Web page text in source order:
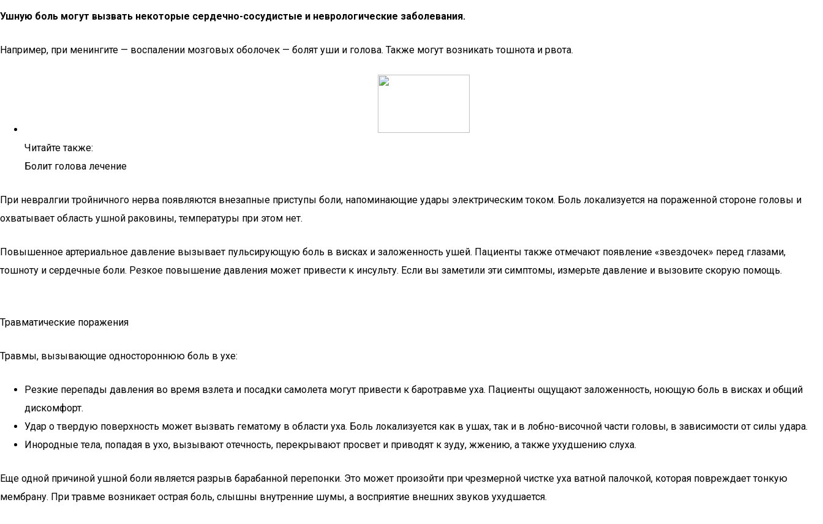
Ушную боль могут вызвать некоторые сердечно-сосудистые и неврологические заболевания.
Например, при менингите — воспалении мозговых оболочек — болят уши и голова. Также могут возникать тошнота и рвота.
Читайте также:
Болит голова лечение
При невралгии тройничного нерва появляются внезапные приступы боли, напоминающие удары электрическим током. Боль локализуется на пораженной стороне головы и
охватывает область ушной раковины, температуры при этом нет.
Повышенное артериальное давление вызывает пульсирующую боль в висках и заложенность ушей. Пациенты также отмечают появление «звездочек» перед глазами,
тошноту и сердечные боли. Резкое повышение давления может привести к инсульту. Если вы заметили эти симптомы, измерьте давление и вызовите скорую помощь.
Травматические поражения
Травмы, вызывающие одностороннюю боль в ухе:
Резкие перепады давления во время взлета и посадки самолета могут привести к баротравме уха. Пациенты ощущают заложенность, ноющую боль в висках и общий
дискомфорт.
Удар о твердую поверхность может вызвать гематому в области уха. Боль локализуется как в ушах, так и в лобно-височной части головы, в зависимости от силы удара.
Инородные тела, попадая в ухо, вызывают отечность, перекрывают просвет и приводят к зуду, жжению, а также ухудшению слуха.
Еще одной причиной ушной боли является разрыв барабанной перепонки. Это может произойти при чрезмерной чистке уха ватной палочкой, которая повреждает тонкую
мембрану. При травме возникает острая боль, слышны внутренние шумы, а восприятие внешних звуков ухудшается.